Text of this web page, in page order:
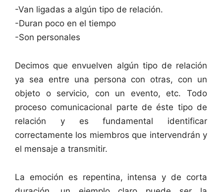
-Van ligadas a algún tipo de relación.
-Duran poco en el tiempo
-Son personales
Decimos que envuelven algún tipo de relación
ya sea entre una persona con otras, con un
objeto o servicio, con un evento, etc. Todo
proceso comunicacional parte de éste tipo de
relación y es fundamental identificar
correctamente los miembros que intervendrán y
el mensaje a transmitir.
La emoción es repentina, intensa y de corta